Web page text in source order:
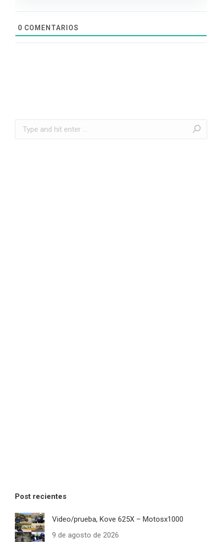
0 COMENTARIOS
Search:
Post recientes
Video/prueba, Kove 625X – Motosx1000
9 de agosto de 2026